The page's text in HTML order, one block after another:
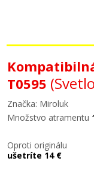
T0595
Značka: Miroluk
Množstvo atramentu
Oproti originálu
ušetríte 14 €